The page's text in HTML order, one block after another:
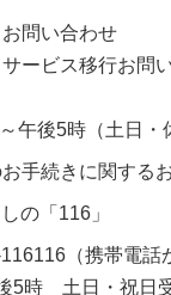
問い合わせ
ービス移行お問
午後5時（土日
手続きに関する
の「116」
（携帯電話
5時 土日・祝日